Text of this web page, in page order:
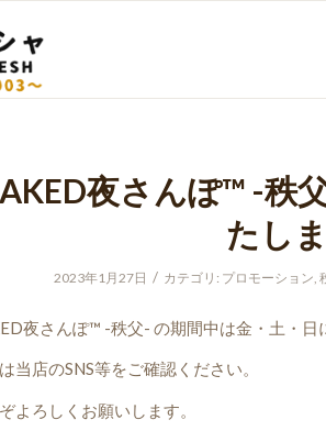
夜さんぽ™️ -秩
たし
2023年1月27日 / カテゴリ: プロモーション,
夜さんぽ™️ -秩父- の期間中は金・土・日
当店のSNS等をご確認ください。
よろしくお願いします。